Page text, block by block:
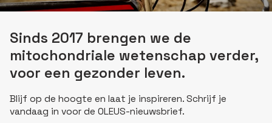
Sinds 2017 brengen we de
mitochondriale wetenschap verder,
voor een gezonder leven.
Blijf op de hoogte en laat je inspireren. Schrijf je
vandaag in voor de OLEUS-nieuwsbrief.